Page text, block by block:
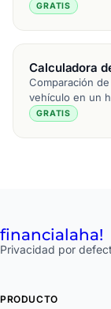
GRATIS
Calculadora
Comparación
vehículo en un
GRATIS
financialaha!
Privacidad por
PRODUCTO